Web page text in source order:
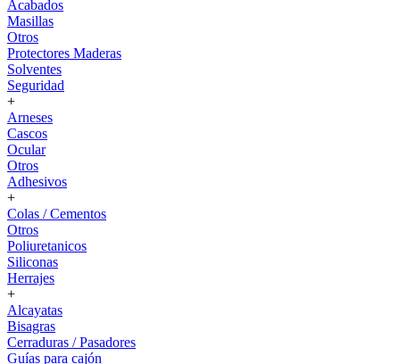
Acabados
Masillas
Otros
Protectores Maderas
Solventes
Seguridad
+
Arneses
Cascos
Ocular
Otros
Adhesivos
+
Colas / Cementos
Otros
Poliuretanicos
Siliconas
Herrajes
+
Alcayatas
Bisagras
Cerraduras / Pasadores
Guías para cajón